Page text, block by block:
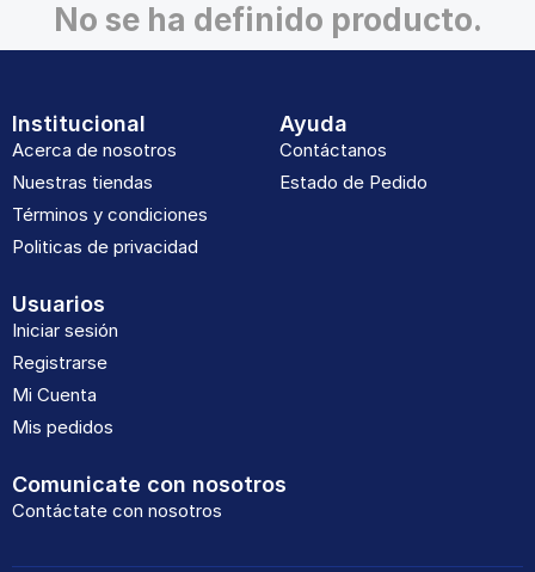
No se ha definido producto.
Institucional
Acerca de nosotros
Nuestras tiendas
Términos y condiciones
Politicas de privacidad
Ayuda
Contáctanos
Estado de Pedido
Usuarios
Iniciar sesión
Registrarse
Mi Cuenta
Mis pedidos
Comunicate con nosotros
Contáctate con nosotros